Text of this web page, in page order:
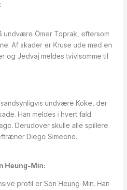
undvære Ömer Toprak, eftersom
Af skader er Kruse ude med en
og Jedvaj meldes tvivlsomme til
undvære Koke, der
Han meldes i hvert fald
Derudover skulle alle spillere
Diego Simeone.
Heung-Min:
profil er Son Heung-Min. Han